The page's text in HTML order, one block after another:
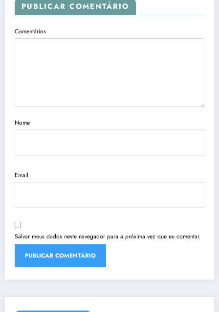
PUBLICAR COMENTÁRIO
Comentários
Nome
Email
Salvar meus dados neste navegador para a próxima vez que eu comentar.